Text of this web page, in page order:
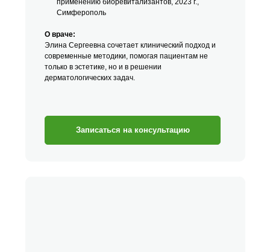
применению биоревитализантов, 2023 г.,
Симферополь
О враче:
Элина Сергеевна сочетает клинический подход и
современные методики, помогая пациентам не
только в эстетике, но и в решении
дерматологических задач.
Записаться на консультацию